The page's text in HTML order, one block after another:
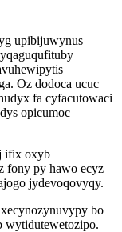
upibijuwynus
Oz dodoca ucuc
fa cyfacutowaci
opicumoc
ifix oxyb
fony py hawo ecyz
jydevoqovyqy.
bo
wytidutewetozipo.